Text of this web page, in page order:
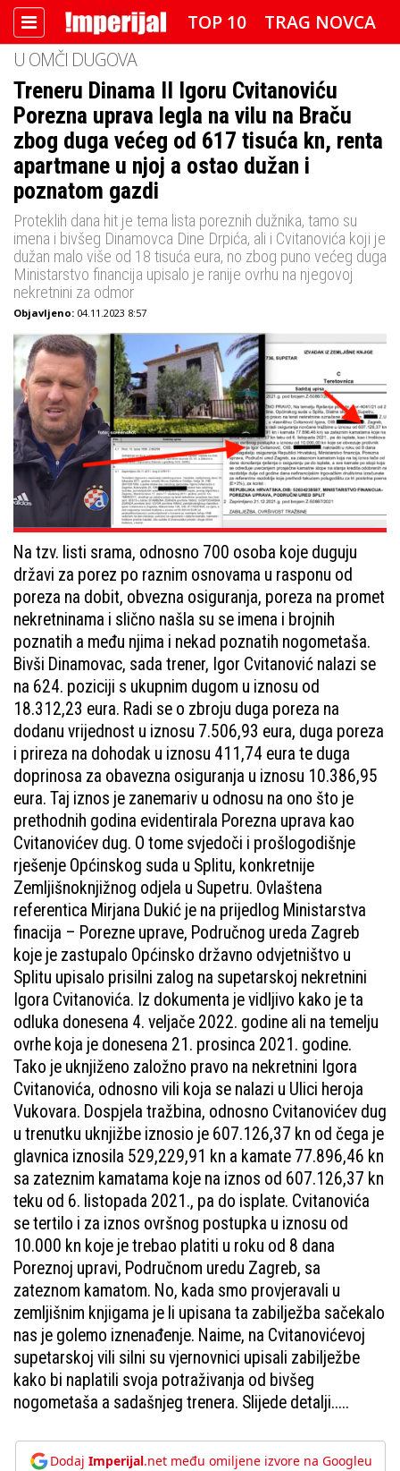
TOP 10
TRAG NOVCA
DETEKTOR
FOTO SPECIJAL
IMPERIJAL VIDEO
RADAR
IMPERIJAL & FREETIME
IMPERIJALOVE POZNATE FACE
U OMČI DUGOVA
Treneru Dinama II Igoru Cvitanoviću
Porezna uprava legla na vilu na Braču
zbog duga većeg od 617 tisuća kn, renta
apartmane u njoj a ostao dužan i
poznatom gazdi
Proteklih dana hit je tema lista poreznih dužnika, tamo su
imena i bivšeg Dinamovca Dine Drpića, ali i Cvitanovića koji je
dužan malo više od 18 tisuća eura, no zbog puno većeg duga
Ministarstvo financija upisalo je ranije ovrhu na njegovoj
nekretnini za odmor
Objavljeno: 04.11.2023 8:57
Na tzv. listi srama, odnosno 700 osoba koje duguju
državi za porez po raznim osnovama u rasponu od
poreza na dobit, obvezna osiguranja, poreza na promet
nekretninama i slično našla su se imena i brojnih
poznatih a među njima i nekad poznatih nogometaša.
Bivši Dinamovac, sada trener, Igor Cvitanović nalazi se
na 624. poziciji s ukupnim dugom u iznosu od
18.312,23 eura. Radi se o zbroju duga poreza na
dodanu vrijednost u iznosu 7.506,93 eura, duga poreza
i prireza na dohodak u iznosu 411,74 eura te duga
doprinosa za obavezna osiguranja u iznosu 10.386,95
eura. Taj iznos je zanemariv u odnosu na ono što je
prethodnih godina evidentirala Porezna uprava kao
Cvitanovićev dug. O tome svjedoči i prošlogodišnje
rješenje Općinskog suda u Splitu, konkretnije
Zemljišnoknjižnog odjela u Supetru. Ovlaštena
referentica Mirjana Dukić je na prijedlog Ministarstva
finacija – Porezne uprave, Područnog ureda Zagreb
koje je zastupalo Općinsko državno odvjetništvo u
Splitu upisalo prisilni zalog na supetarskoj nekretnini
Igora Cvitanovića. Iz dokumenta je vidljivo kako je ta
odluka donesena 4. veljače 2022. godine ali na temelju
ovrhe koja je donesena 21. prosinca 2021. godine.
Tako je uknjiženo založno pravo na nekretnini Igora
Cvitanovića, odnosno vili koja se nalazi u Ulici heroja
Vukovara. Dospjela tražbina, odnosno Cvitanovićev dug
u trenutku uknjižbe iznosio je 607.126,37 kn od čega je
glavnica iznosila 529,229,91 kn a kamate 77.896,46 kn
sa zateznim kamatama koje na iznos od 607.126,37 kn
teku od 6. listopada 2021., pa do isplate. Cvitanovića
se tertilo i za iznos ovršnog postupka u iznosu od
10.000 kn koje je trebao platiti u roku od 8 dana
Poreznoj upravi, Područnom uredu Zagreb, sa
zateznom kamatom. No, kada smo provjeravali u
zemljišnim knjigama je li upisana ta zabilježba sačekalo
nas je golemo iznenađenje. Naime, na Cvitanovićevoj
supetarskoj vili silni su vjernovnici upisali zabilježbe
kako bi naplatili svoja potraživanja od bivšeg
nogometaša a sadašnjeg trenera. Slijede detalji.....
Dodaj Imperijal.net među omiljene izvore na Googleu